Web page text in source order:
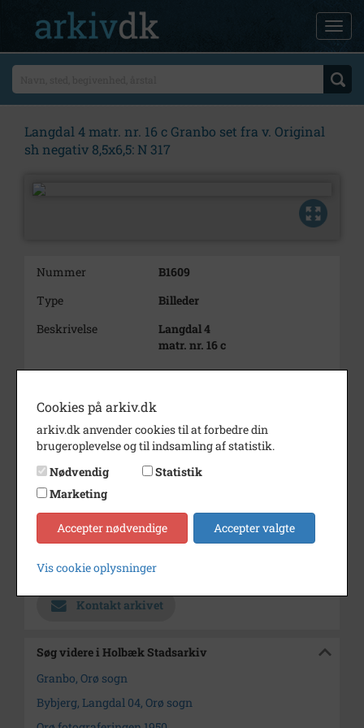
Langdal 4 matr. nr. 16 c Granbo set fra v. Original
sh negativ 8,5x6,5: N 317
Nummer
B1609
Type
Billeder
Beskrivelse
Langdal 4
matr. nr. 16 c
317
Bemærkning
se B 1262
Dateringsnote
1950
Fotograf
Ukendt
Arkiv
Kontakt arkivet
Søg videre i Holbæk Stadsarkiv
Granbo, Orø sogn
Bybjerg, Langdal 04, Orø sogn
Cookies på arkiv.dk
arkiv.dk anvender cookies til at forbedre din
brugeroplevelse og til indsamling af statistik.
Nødvendig
Statistik
Marketing
Accepter nødvendige Accepter valgte
Vis cookie oplysninger